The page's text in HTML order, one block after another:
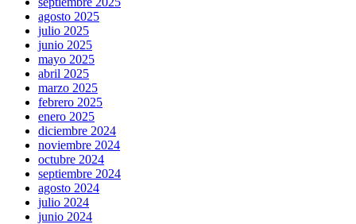
agosto 2025
julio 2025
junio 2025
mayo 2025
abril 2025
marzo 2025
febrero 2025
enero 2025
diciembre 2024
noviembre 2024
octubre 2024
septiembre 2024
agosto 2024
julio 2024
junio 2024